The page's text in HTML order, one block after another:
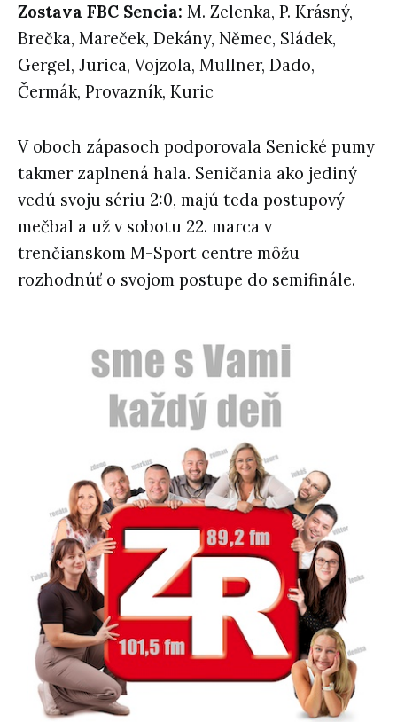
Zostava FBC Sencia: M. Zelenka, P. Krásný,
Brečka, Mareček, Dekány, Němec, Sládek,
Gergel, Jurica, Vojzola, Mullner, Dado,
Čermák, Provazník, Kuric
V oboch zápasoch podporovala Senické pumy
takmer zaplnená hala. Seničania ako jediný
vedú svoju sériu 2:0, majú teda postupový
mečbal a už v sobotu 22. marca v
trenčianskom M-Sport centre môžu
rozhodnúť o svojom postupe do semifinále.